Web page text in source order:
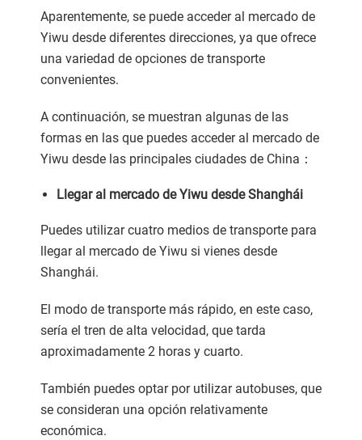
Aparentemente, se puede acceder al mercado de
Yiwu desde diferentes direcciones, ya que ofrece
una variedad de opciones de transporte
convenientes.
A continuación, se muestran algunas de las
formas en las que puedes acceder al mercado de
Yiwu desde las principales ciudades de China：
L legar al mercado de Yiwu desde Shanghái
Puedes utilizar cuatro medios de transporte para
llegar al mercado de Yiwu si vienes desde
Shanghái.
El modo de transporte más rápido, en este caso,
sería el tren de alta velocidad, que tarda
aproximadamente 2 horas y cuarto.
También puedes optar por utilizar autobuses, que
se consideran una opción relativamente
económica.